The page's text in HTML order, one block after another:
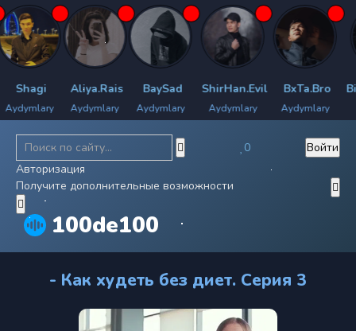
Shagi Aliya.Rais
Aydymlary
BaySad
Aydymlary
ShirHan.Evil
Aydymlary
BxTa.Bro
Aydymlary
100de100
0
Войти
Авторизация
Получите дополнительные возможности
- Как худеть без диет. Серия 3